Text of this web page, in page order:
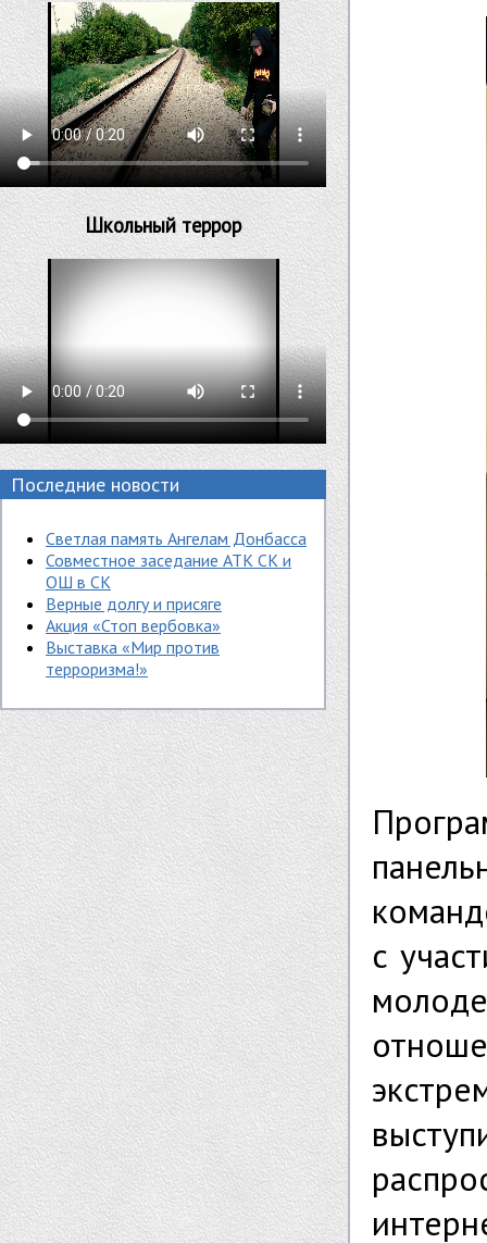
Школьный террор
Последние новости
Светлая память Ангелам Донбасса
Совместное заседание АТК СК и
ОШ в СК
Верные долгу и присяге
Акция «Стоп вербовка»
Выставка «Мир против
терроризма!»
с